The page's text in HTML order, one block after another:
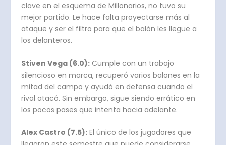
clave en el esquema de Millonarios, no tuvo su
mejor partido. Le hace falta proyectarse más al
ataque y ser el filtro para que el balón les llegue a
los delanteros.
Stiven Vega (6.0): Cumple con un trabajo
silencioso en marca, recuperó varios balones en la
mitad del campo y ayudó en defensa cuando el
rival atacó. Sin embargo, sigue siendo errático en
los pocos pases que intenta hacia adelante.
Alex Castro (7.5): El único de los jugadores que